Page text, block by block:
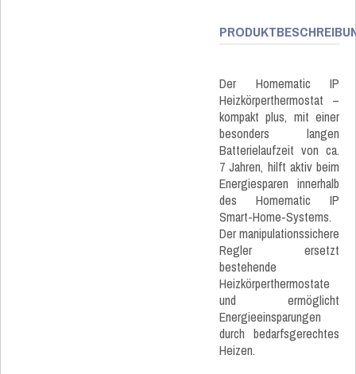
Der Homematic IP
Heizkörperthermostat –
kompakt plus, mit einer
besonders langen
Batterielaufzeit von ca.
7 Jahren, hilft aktiv beim
Energiesparen innerhalb
des Homematic IP
Smart-Home-Systems.
Der manipulationssichere
Regler ersetzt
bestehende
Heizkörperthermostate
und ermöglicht
Energieeinsparungen
durch bedarfsgerechtes
Heizen.